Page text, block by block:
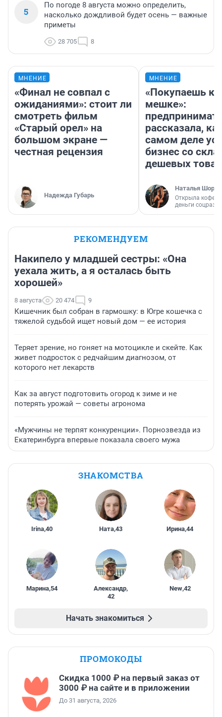
5
По погоде 8 августа можно определить,
насколько дождливой будет осень — важные
приметы
28 705 8
МНЕНИЕ
«Финал не совпал с
ожиданиями»: стоит ли
смотреть фильм
«Старый орел» на
большом экране —
честная рецензия
Надежда Губарь
МНЕНИЕ
«Покупаешь
мешке»:
рассказала,
самом деле
бизнес со
дешевых
Наталья
Открыла
деньги
РЕКОМЕНДУЕМ
Накипело у младшей сестры: «Она
уехала жить, а я осталась быть
хорошей»
8 августа 20 474 9
Кишечник был собран в гармошку: в Югре кошечка с
тяжелой судьбой ищет новый дом — ее история
Теряет зрение, но гоняет на мотоцикле и скейте. Как
живет подросток с редчайшим диагнозом, от
которого нет лекарств
Как за август подготовить огород к зиме и не
потерять урожай — советы агронома
«Мужчины не терпят конкуренции». Порнозвезда из
Екатеринбурга впервые показала своего мужа
ЗНАКОМСТВА
Irina,40 Ната,43 Ирина,44
Марина,54 Александр,
42
New,42
Начать знакомиться
ПРОМОКОДЫ
Скидка 1000 ₽ на первый заказ от
3000 ₽ на сайте и в приложении
До 31 августа, 2026